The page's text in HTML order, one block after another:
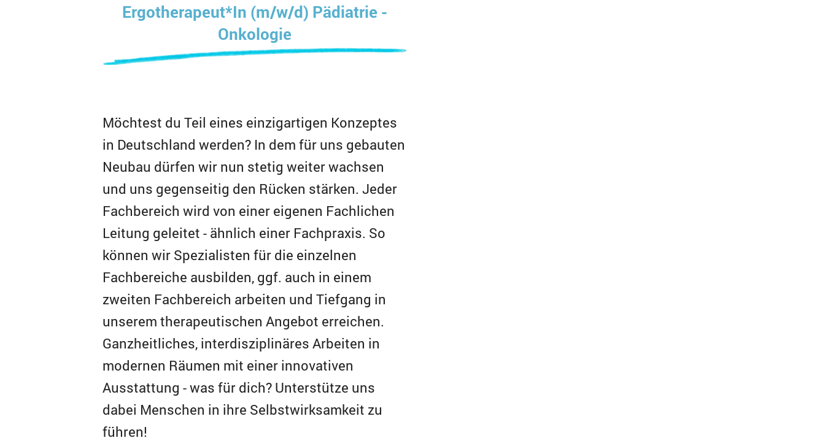
Ergotherapeut*In (m/w/d) Pädiatrie -
Onkologie
Möchtest du Teil eines einzigartigen Konzeptes
in Deutschland werden? In dem für uns gebauten
Neubau dürfen wir nun stetig weiter wachsen
und uns gegenseitig den Rücken stärken. Jeder
Fachbereich wird von einer eigenen Fachlichen
Leitung geleitet - ähnlich einer Fachpraxis. So
können wir Spezialisten für die einzelnen
Fachbereiche ausbilden, ggf. auch in einem
zweiten Fachbereich arbeiten und Tiefgang in
unserem therapeutischen Angebot erreichen.
Ganzheitliches, interdisziplinäres Arbeiten in
modernen Räumen mit einer innovativen
Ausstattung - was für dich? Unterstütze uns
dabei Menschen in ihre Selbstwirksamkeit zu
führen!